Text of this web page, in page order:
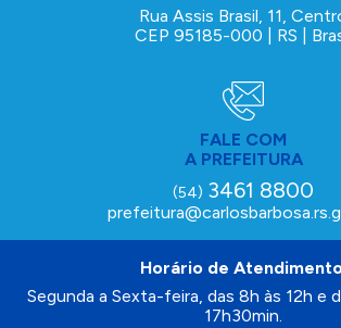
Rua Assis Brasil, 11,
CEP 95185-000 | RS |
FALE COM
A PREFEITURA
(54) 3461 8800
Horário de
Segunda a Sexta-feira, das 8h às 12h e
17h30min.